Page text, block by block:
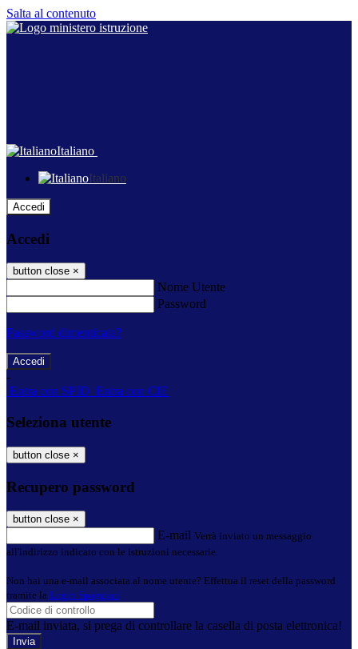
Salta al contenuto
Italiano
Italiano
Accedi
Accedi
button close ×
Nome Utente
Password
Password dimenticata?
-
Entra con SPID Entra con CIE
Seleziona utente
button close ×
Recupero password
button close ×
E-mail Verrà inviato un messaggio
all'indirizzo indicato con le istruzioni necessarie.
Non hai una e-mail associata al nome utente? Effettua il reset della password
tramite la Login Spaggiari
E-mail inviata, si prega di controllare la casella di posta elettronica!